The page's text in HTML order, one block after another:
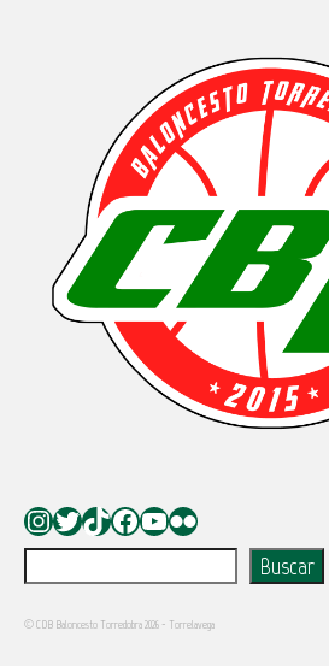
Instagram
Twitter
TikTokFacebook
YouTube
Flickr
Buscar Buscar
© CDB Baloncesto Torredobra 2026 - Torrelavega